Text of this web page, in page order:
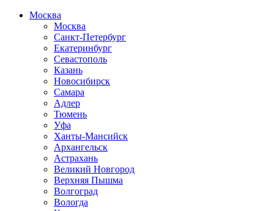
Москва
Москва
Санкт-Петербург
Екатеринбург
Севастополь
Казань
Новосибирск
Самара
Адлер
Тюмень
Уфа
Ханты-Мансийск
Архангельск
Астрахань
Великий Новгород
Верхняя Пышма
Волгоград
Вологда